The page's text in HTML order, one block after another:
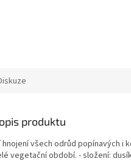
produktu
všech odrůd popínavých i
vegetační období. - složení: